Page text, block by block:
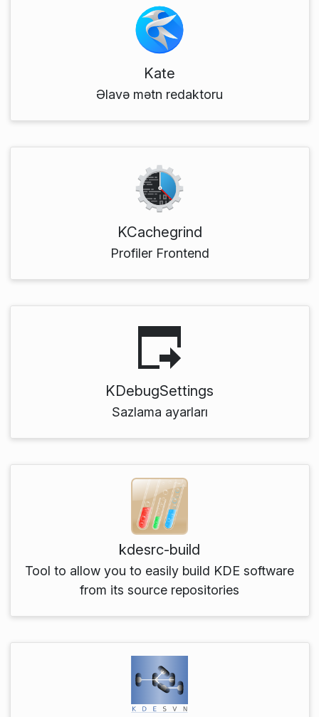
Kate
Əlavə mətn redaktoru
KCachegrind
Profiler Frontend
KDebugSettings
Sazlama ayarları
kdesrc-build
Tool to allow you to easily build KDE software
from its source repositories